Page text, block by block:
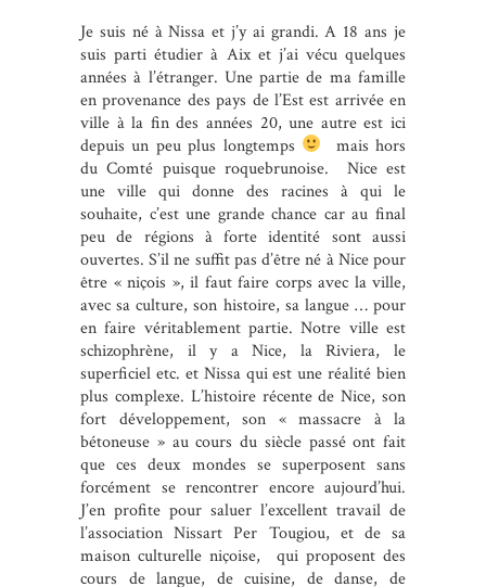
Je suis né à Nissa et j’y ai grandi. A 18 ans je
suis parti étudier à Aix et j’ai vécu quelques
années à l’étranger. Une partie de ma famille
en provenance des pays de l’Est est arrivée en
ville à la fin des années 20, une autre est ici
depuis un peu plus longtemps
mais hors
du Comté puisque roquebrunoise. Nice est
une ville qui donne des racines à qui le
souhaite, c’est une grande chance car au final
peu de régions à forte identité sont aussi
ouvertes. S’il ne suffit pas d’être né à Nice pour
être « niçois », il faut faire corps avec la ville,
avec sa culture, son histoire, sa langue … pour
en faire véritablement partie. Notre ville est
schizophrène, il y a Nice, la Riviera, le
superficiel etc. et Nissa qui est une réalité bien
plus complexe. L’histoire récente de Nice, son
fort développement, son « massacre à la
bétoneuse » au cours du siècle passé ont fait
que ces deux mondes se superposent sans
forcément se rencontrer encore aujourd’hui.
J’en profite pour saluer l’excellent travail de
l’association Nissart Per Tougiou, et de sa
maison culturelle niçoise, qui proposent des
cours de langue, de cuisine, de danse, de